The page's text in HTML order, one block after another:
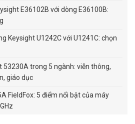
E36102B với dòng E36100B:
Keysight U1242C với U1241C: chọn
53230A trong 5 ngành: viễn thông,
giáo dục
FieldFox: 5 điểm nổi bật của máy